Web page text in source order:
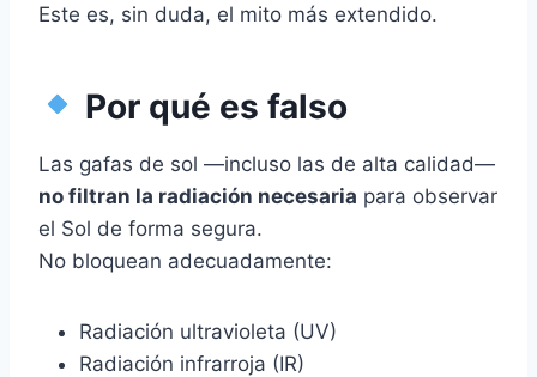
Este es, sin duda, el mito más extendido.
Por qué es falso
Las gafas de sol —incluso las de alta calidad—
no filtran la radiación necesaria para observar
el Sol de forma segura.
No bloquean adecuadamente:
Radiación ultravioleta (UV)
Radiación infrarroja (IR)